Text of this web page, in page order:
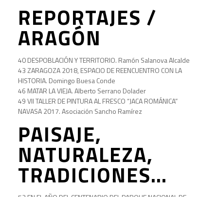
REPORTAJES /
ARAGÓN
40 DESPOBLACIÓN Y TERRITORIO. Ramón Salanova Alcalde
43 ZARAGOZA 2018, ESPACIO DE REENCUENTRO CON LA
HISTORIA. Domingo Buesa Conde
46 MATAR LA VIEJA. Alberto Serrano Dolader
49 VII TALLER DE PINTURA AL FRESCO “JACA ROMÁNICA”
NAVASA 2017. Asociación Sancho Ramírez
PAISAJE,
NATURALEZA,
TRADICIONES…